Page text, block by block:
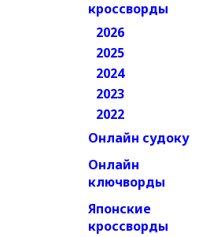
кроссворды
2026
2025
2024
2023
2022
Онлайн судоку
Онлайн
ключворды
Японские
кроссворды